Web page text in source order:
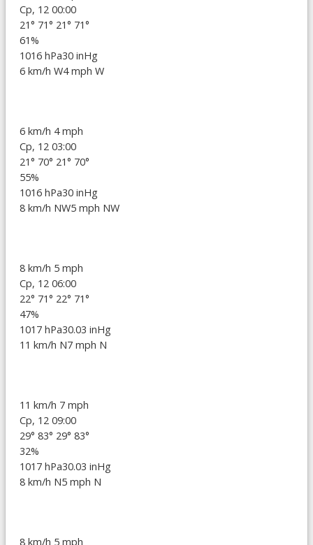
Ср, 12 00:00
21° 71° 21° 71°
61%
1016 hPa30 inHg
6 km/h W4 mph W
6 km/h 4 mph
Ср, 12 03:00
21° 70° 21° 70°
55%
1016 hPa30 inHg
8 km/h NW5 mph NW
8 km/h 5 mph
Ср, 12 06:00
22° 71° 22° 71°
47%
1017 hPa30.03 inHg
11 km/h N7 mph N
11 km/h 7 mph
Ср, 12 09:00
29° 83° 29° 83°
32%
1017 hPa30.03 inHg
8 km/h N5 mph N
8 km/h 5 mph